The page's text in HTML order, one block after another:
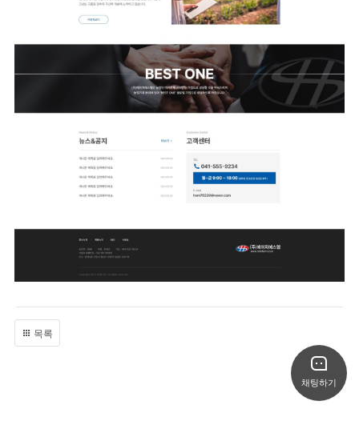
목록
채팅하기